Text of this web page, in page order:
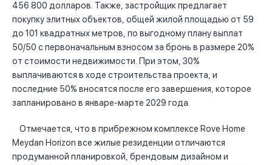
456 800 долларов. Также, застройщик предлагает
покупку элитных объектов, общей жилой площадью от 59
до 101 квадратных метров, по выгодному плану выплат
50/50 с первоначальным взносом за бронь в размере 20%
от стоимости недвижимости. При этом, 30%
выплачиваются в ходе строительства проекта, и
последние 50% вносятся после его завершения, которое
запланировано в январе-марте 2029 года.
Отмечается, что в прибрежном комплексе Rove Home
Meydan Horizon все жилые резиденции отличаются
продуманной планировкой, брендовым дизайном и